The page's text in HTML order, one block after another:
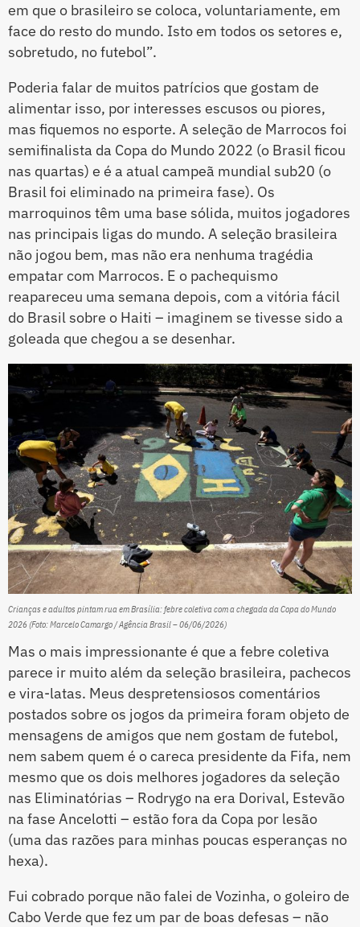
em que o brasileiro se coloca, voluntariamente, em
face do resto do mundo. Isto em todos os setores e,
sobretudo, no futebol”.
Poderia falar de muitos patrícios que gostam de
alimentar isso, por interesses escusos ou piores,
mas fiquemos no esporte. A seleção de Marrocos foi
semifinalista da Copa do Mundo 2022 (o Brasil ficou
nas quartas) e é a atual campeã mundial sub20 (o
Brasil foi eliminado na primeira fase). Os
marroquinos têm uma base sólida, muitos jogadores
nas principais ligas do mundo. A seleção brasileira
não jogou bem, mas não era nenhuma tragédia
empatar com Marrocos. E o pachequismo
reapareceu uma semana depois, com a vitória fácil
do Brasil sobre o Haiti – imaginem se tivesse sido a
goleada que chegou a se desenhar.
Crianças e adultos pintam rua em Brasília: febre coletiva com a chegada da Copa do Mundo
2026 (Foto: Marcelo Camargo / Agência Brasil – 06/06/2026)
Mas o mais impressionante é que a febre coletiva
parece ir muito além da seleção brasileira, pachecos
e vira-latas. Meus despretensiosos comentários
postados sobre os jogos da primeira foram objeto de
mensagens de amigos que nem gostam de futebol,
nem sabem quem é o careca presidente da Fifa, nem
mesmo que os dois melhores jogadores da seleção
nas Eliminatórias – Rodrygo na era Dorival, Estevão
na fase Ancelotti – estão fora da Copa por lesão
(uma das razões para minhas poucas esperanças no
hexa).
Fui cobrado porque não falei de Vozinha, o goleiro de
Cabo Verde que fez um par de boas defesas – não